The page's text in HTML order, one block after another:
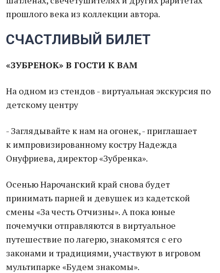
прошлого века из коллекции автора.
СЧАСТЛИВЫЙ БИЛЕТ
«ЗУБРЕНОК» В ГОСТИ К ВАМ
На одном из стендов - виртуальная экскурсия по
детскому центру
- Заглядывайте к нам на огонек, - приглашает
к импровизированному костру Надежда
Онуфриева, директор «Зубренка».
Осенью Нарочанский край снова будет
принимать парней и девушек из кадетской
смены «За честь Отчизны». А пока юные
почемучки отправляются в виртуальное
путешествие по лагерю, знакомятся с его
законами и традициями, участвуют в игровом
мультипарке «Будем знакомы».